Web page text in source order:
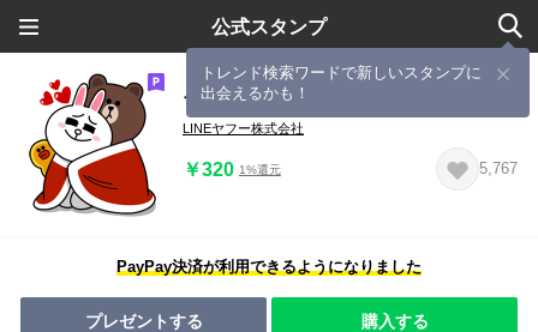
公式スタンプ
トレンド検索ワードで新しいスタンプに
出会えるかも！
ブラウン＆コニー 冬のほっこりデート
LINEヤフー株式会社
￥320 1%還元 5,767
PayPay決済が利用できるようになりました
プレゼントする 購入する